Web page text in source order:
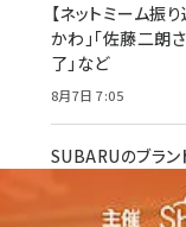
【ネットミーム振
かわ」「佐藤二朗
了」など
8月7日 7:05
SUBARUのブラ
「量」より「質」
ター向け講演】